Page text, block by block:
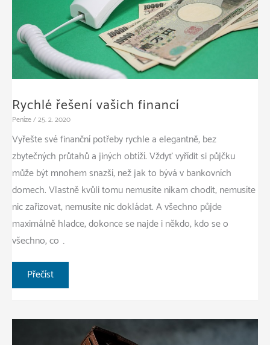
Rychlé řešení vašich financí
Peníze/25. 2. 2020
Vyřešte své finanční potřeby rychle a elegantně, bez
zbytečných průtahů a jiných obtíží. Vždyť vyřídit si půjčku
může být mnohem snazší, než jak to bývá v bankovních
domech. Vlastně kvůli tomu nemusíte nikam chodit, nemusíte
nic zařizovat, nemusíte nic dokládat. A všechno půjde
maximálně hladce, dokonce se najde i někdo, kdo se o
všechno, co …
Rychlé
řešení
Přečíst